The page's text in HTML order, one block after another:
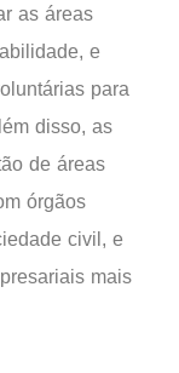
as áreas
e
para
disso, as
de áreas
órgãos
civil, e
mais